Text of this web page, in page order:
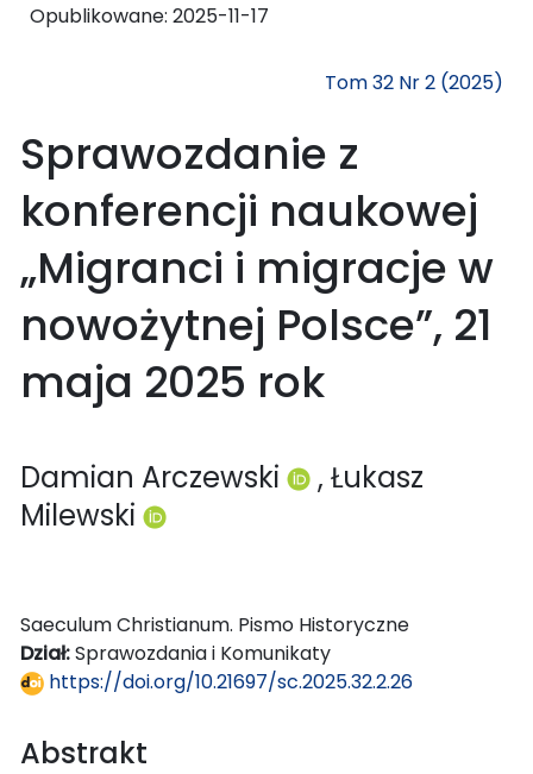
Opublikowane: 2025-11-17
Tom 32 Nr 2 (2025)
Sprawozdanie z
konferencji naukowej
„Migranci i migracje w
nowożytnej Polsce”, 21
maja 2025 rok
Damian Arczewski
, Łukasz
Milewski
Saeculum Christianum. Pismo Historyczne
Dział:Sprawozdania i Komunikaty
https://doi.org/10.21697/sc.2025.32.2.26
Abstrakt